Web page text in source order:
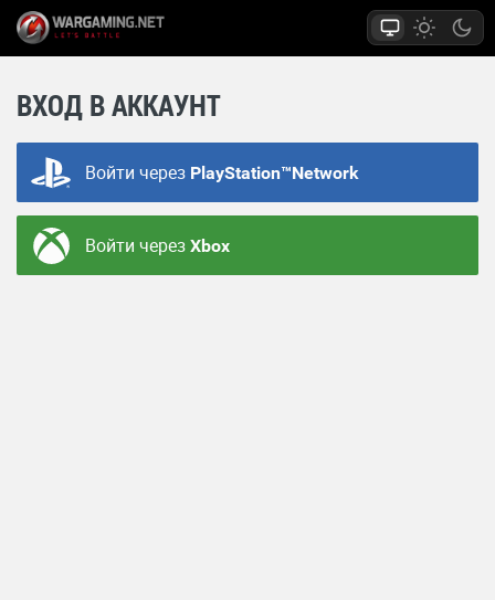
ВХОД В АККАУНТ
Войти через PlayStation™Network
Войти черезXbox